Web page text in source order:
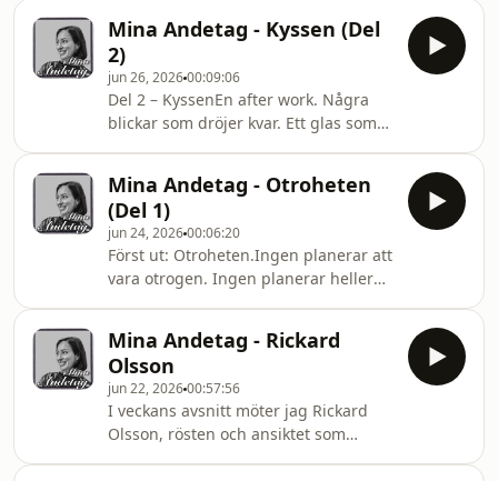
föräldraskapet, sårbarheten och
modet att möta sig själv.Det här är ett
dem växer.
Mina Andetag - Kyssen (Del
2)
jun 26, 202600:09:06
Del 2 – KyssenEn after work. Några
blickar som dröjer kvar. Ett glas som
hennes man får veta väljer han
tystnaden framför sanningen, i hopp
om att inte förlora henne. Men
avståndet mellan dem har redan
börjat växa.
Mina Andetag - Otroheten
(Del 1)
jun 24, 202600:06:20
Först ut: Otroheten.Ingen planerar att
vara otrogen. Ingen planerar heller
Mina Andetag - Rickard
Olsson
jun 22, 202600:57:56
I veckans avsnitt möter jag Rickard
Olsson, rösten och ansiktet som